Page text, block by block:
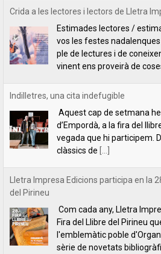
Estimades lectores /
vos les festes
ple de lectures i de
vinent ens proveirà de
Indilletres, una cita indefugible
Aquest cap de setmana
d’Empordà, a la fira del
vegada que hi participem.
clàssics de [...]
Lletra Impresa Edicions participa en la
del Pirineu
Com cada any, Lletra
l'emblemàtic poble
sèrie de novetats
[...]